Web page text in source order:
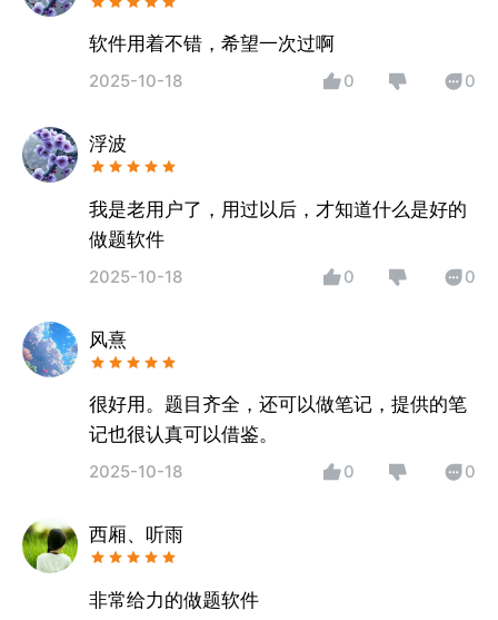
软件用着不错，希望一次过啊
2025-10-18 0 0
浮波
我是老用户了，用过以后，才知道什么是好的
做题软件
2025-10-18 0 0
风熹
很好用。题目齐全，还可以做笔记，提供的笔
记也很认真可以借鉴。
2025-10-18 0 0
西厢、听雨
非常给力的做题软件